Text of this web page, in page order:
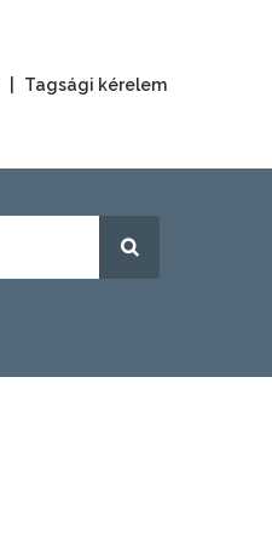
Tagsági kérelem